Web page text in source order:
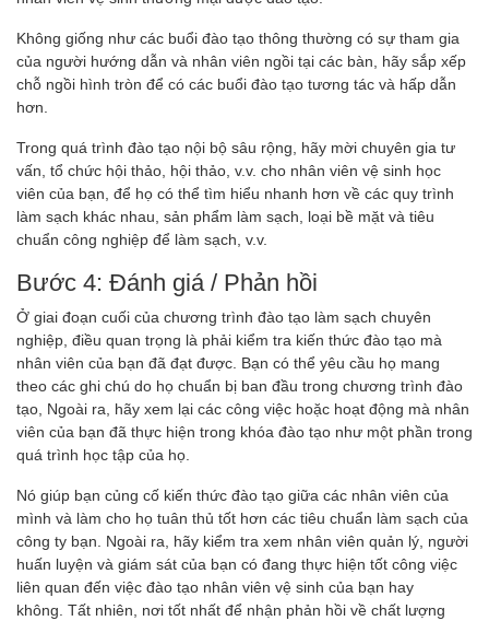
Không giống như các buổi đào tạo thông thường có sự tham gia
của người hướng dẫn và nhân viên ngồi tại các bàn, hãy sắp xếp
chỗ ngồi hình tròn để có các buổi đào tạo tương tác và hấp dẫn
hơn.
Trong quá trình đào tạo nội bộ sâu rộng, hãy mời chuyên gia tư
vấn, tổ chức hội thảo, hội thảo, v.v. cho nhân viên vệ sinh học
viên của bạn, để họ có thể tìm hiểu nhanh hơn về các quy trình
làm sạch khác nhau, sản phẩm làm sạch, loại bề mặt và tiêu
chuẩn công nghiệp để làm sạch, v.v.
Bước 4: Đánh giá / Phản hồi
Ở giai đoạn cuối của chương trình đào tạo làm sạch chuyên
nghiệp, điều quan trọng là phải kiểm tra kiến ​​thức đào tạo mà
nhân viên của bạn đã đạt được. Bạn có thể yêu cầu họ mang
theo các ghi chú do họ chuẩn bị ban đầu trong chương trình đào
tạo, Ngoài ra, hãy xem lại các công việc hoặc hoạt động mà nhân
viên của bạn đã thực hiện trong khóa đào tạo như một phần trong
quá trình học tập của họ.
Nó giúp bạn củng cố kiến ​​thức đào tạo giữa các nhân viên của
mình và làm cho họ tuân thủ tốt hơn các tiêu chuẩn làm sạch của
công ty bạn. Ngoài ra, hãy kiểm tra xem nhân viên quản lý, người
huấn luyện và giám sát của bạn có đang thực hiện tốt công việc
liên quan đến việc đào tạo nhân viên vệ sinh của bạn hay
không. Tất nhiên, nơi tốt nhất để nhận phản hồi về chất lượng